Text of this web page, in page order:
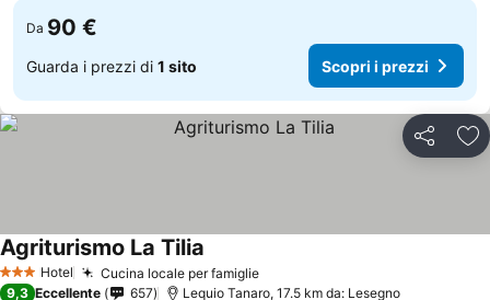
Da 90 €
Guarda i prezzi di 1 sito Scopri i prezzi
Condividi
3 StelleHotel Cucina locale per famiglie
Agriturismo La Tilia
9,3 Eccellente 657 Lequio Tanaro, 17.5 km da: Lesegno